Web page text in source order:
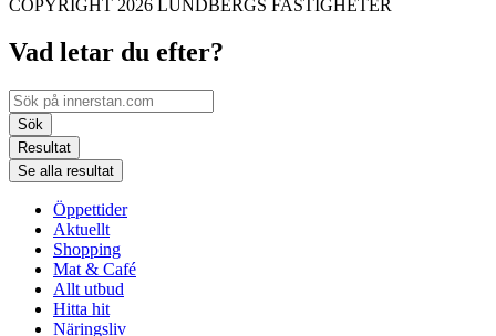
COPYRIGHT 2026 LUNDBERGS FASTIGHETER
Vad letar du efter?
Search
...Sök
Resultat
Se alla resultat
Öppettider
Aktuellt
Shopping
Mat & Café
Allt utbud
Hitta hit
Näringsliv